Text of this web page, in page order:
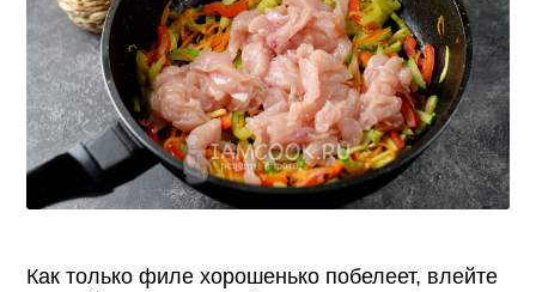
Как только филе хорошенько побелеет, влейте